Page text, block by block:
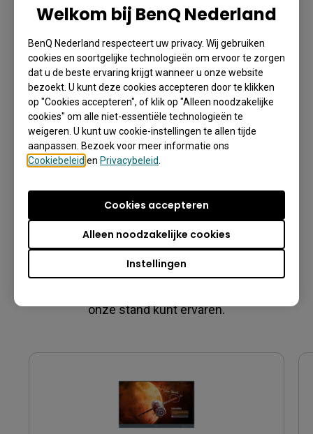
Automatische
accountinstellingen
Ontdek de oplossingen die
wij tonen op IPON 2026
Van AI-gedreven interactieve schermen tot
professionele digital signage, IT-beheer en
whiteboardsoftware. Ontdek het volledige aanbod
onze stand kunt ervaren.
Welkom bij BenQ Nederland
BenQ Nederland respecteert uw privacy. Wij gebruiken
cookies en soortgelijke technologieën om ervoor te zorgen
dat u de beste ervaring krijgt wanneer u onze website
bezoekt. U kunt deze cookies accepteren door te klikken
op "Cookies accepteren", of klik op "Alleen noodzakelijke
cookies" om alle niet-essentiële technologieën te
weigeren. U kunt uw cookie-instellingen te allen tijde
aanpassen. Bezoek voor meer informatie ons
Cookiebeleiden Privacybeleid
Instellingen
Alleen noodzakelijke cookies
Cookies accepteren